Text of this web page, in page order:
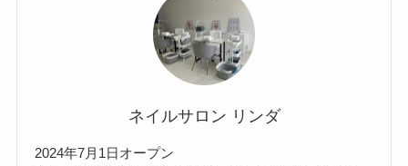
ネイルサロン リンダ
2024年7月1日オープン